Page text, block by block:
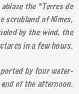
the “Terres de
scrubland of Nîmes,
by the wind, the
in a few hours.
by four water-
of the afternoon.